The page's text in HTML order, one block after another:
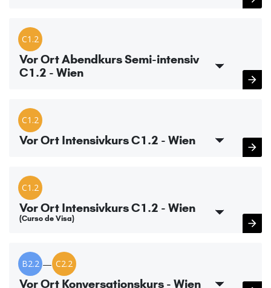
C1.2
Vor Ort Abendkurs Semi-intensiv
C1.2 - Wien
C1.2
Vor Ort Intensivkurs C1.2 - Wien
C1.2
Vor Ort Intensivkurs C1.2 - Wien
(Curso de Visa)
B2.2 — C2.2
Vor Ort Konversationskurs - Wien